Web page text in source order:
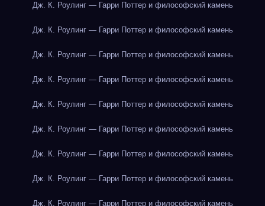
Дж. К. Роулинг — Гарри Поттер и философский камень
Дж. К. Роулинг — Гарри Поттер и философский камень
Дж. К. Роулинг — Гарри Поттер и философский камень
Дж. К. Роулинг — Гарри Поттер и философский камень
Дж. К. Роулинг — Гарри Поттер и философский камень
Дж. К. Роулинг — Гарри Поттер и философский камень
Дж. К. Роулинг — Гарри Поттер и философский камень
Дж. К. Роулинг — Гарри Поттер и философский камень
Дж. К. Роулинг — Гарри Поттер и философский камень